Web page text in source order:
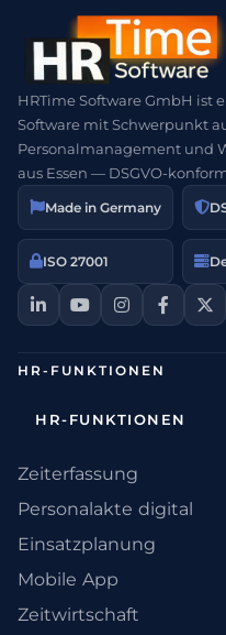
HRTime Software GmbH ist
Software mit Schwerpunkt
Personalmanagement und
aus Essen — DSGVO-
Made in Germany
ISO 27001
HR-FUNKTIONEN
HR-FUNKTIONEN
Zeiterfassung
Personalakte digital
Einsatzplanung
Mobile App
Zeitwirtschaft